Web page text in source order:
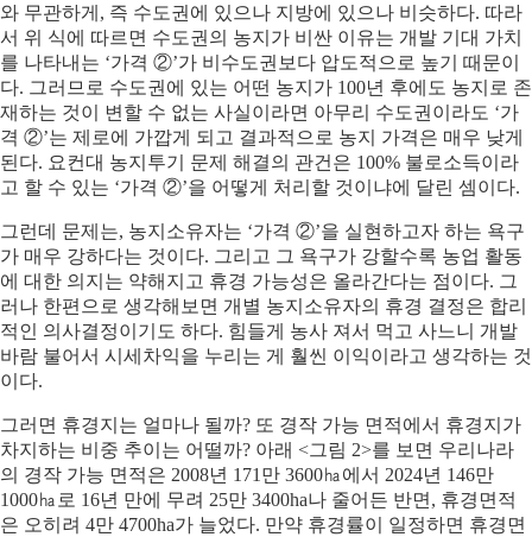
와 무관하게, 즉 수도권에 있으나 지방에 있으나 비슷하다. 따라
서 위 식에 따르면 수도권의 농지가 비싼 이유는 개발 기대 가치
를 나타내는 ‘가격 ②’가 비수도권보다 압도적으로 높기 때문이
다. 그러므로 수도권에 있는 어떤 농지가 100년 후에도 농지로 존
재하는 것이 변할 수 없는 사실이라면 아무리 수도권이라도 ‘가
격 ②’는 제로에 가깝게 되고 결과적으로 농지 가격은 매우 낮게
된다. 요컨대 농지투기 문제 해결의 관건은 100% 불로소득이라
고 할 수 있는 ‘가격 ②’을 어떻게 처리할 것이냐에 달린 셈이다.
그런데 문제는, 농지소유자는 ‘가격 ②’을 실현하고자 하는 욕구
가 매우 강하다는 것이다. 그리고 그 욕구가 강할수록 농업 활동
에 대한 의지는 약해지고 휴경 가능성은 올라간다는 점이다. 그
러나 한편으로 생각해보면 개별 농지소유자의 휴경 결정은 합리
적인 의사결정이기도 하다. 힘들게 농사 져서 먹고 사느니 개발
바람 불어서 시세차익을 누리는 게 훨씬 이익이라고 생각하는 것
이다.
그러면 휴경지는 얼마나 될까? 또 경작 가능 면적에서 휴경지가
차지하는 비중 추이는 어떨까? 아래 <그림 2>를 보면 우리나라
의 경작 가능 면적은 2008년 171만 3600㏊에서 2024년 146만
1000㏊로 16년 만에 무려 25만 3400ha나 줄어든 반면, 휴경면적
은 오히려 4만 4700ha가 늘었다. 만약 휴경률이 일정하면 휴경면